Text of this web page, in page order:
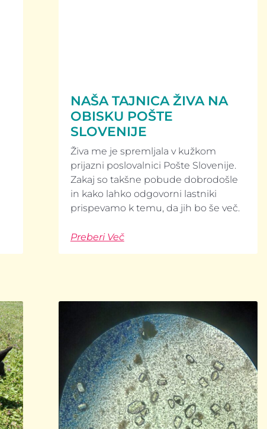
NAŠA TAJNICA ŽIVA NA
OBISKU POŠTE
SLOVENIJE
Živa me je spremljala v kužkom
prijazni poslovalnici Pošte Slovenije.
Zakaj so takšne pobude dobrodošle
in kako lahko odgovorni lastniki
prispevamo k temu, da jih bo še več.
Preberi Več